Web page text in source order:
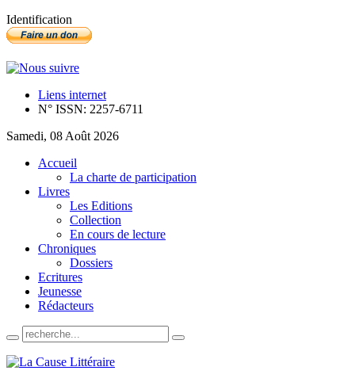
Identification
Liens internet
N° ISSN: 2257-6711
Samedi, 08 Août 2026
Accueil
La charte de participation
Livres
Les Editions
Collection
En cours de lecture
Chroniques
Dossiers
Ecritures
Jeunesse
Rédacteurs